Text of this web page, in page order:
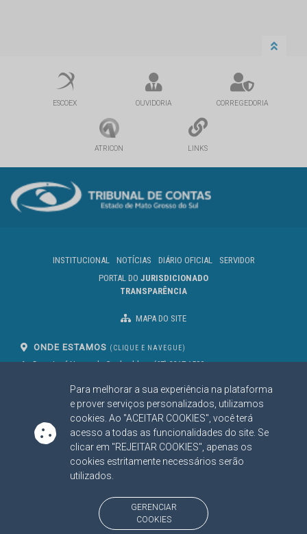
Para melhorar a sua experiência na plataforma
e prover serviços personalizados, utilizamos
cookies. Ao "ACEITAR COOKIES", você terá
acesso a todas as funcionalidades do site. Se
clicar em "REJEITAR COOKIES", apenas os
cookies estritamente necessários serão
utilizados.
GERENCIAR
COOKIES
ESCOEX OUVIDORIA CORREGEDORIA
ATRICON LINKS
INSTITUCIONAL NOTÍCIAS DIÁRIO OFICIAL
SERVIDOR
PORTAL DO JURISDICIONADO
TRANSPARÊNCIA
MAPA DO SITE
ONDE ESTAMOS (CLIQUE E NAVEGUE)
Av. Des. José Nunes da Cunha, bloco
Campo Grande/MS
CEP: 79031-310
(67) 3317-1500
SIGA NOSSAS REDES SOCIAIS
Linked InYoutube
Facebook
X
BAIXE NOSSO APLICATIVO